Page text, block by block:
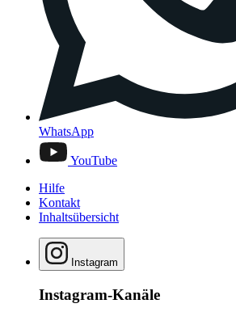
WhatsApp
YouTube
Hilfe
Kontakt
Inhaltsübersicht
Instagram
Instagram-Kanäle